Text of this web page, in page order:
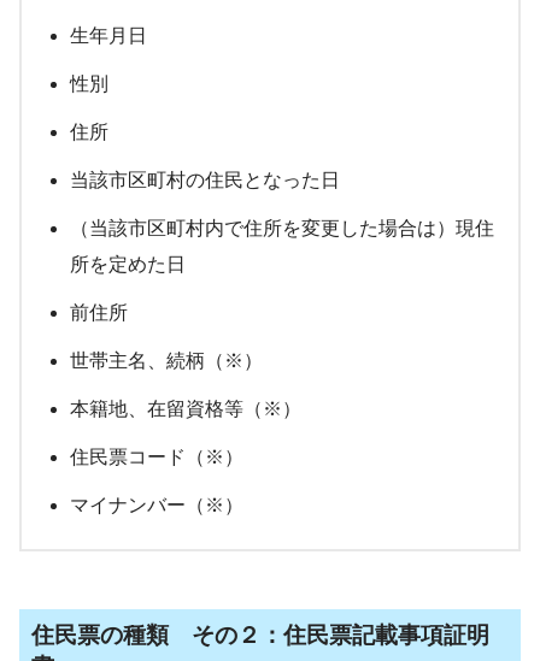
生年月日
性別
住所
当該市区町村の住民となった日
（当該市区町村内で住所を変更した場合は）現住
所を定めた日
前住所
世帯主名、続柄（※）
本籍地、在留資格等（※）
住民票コード（※）
マイナンバー（※）
住民票の種類 その２：住民票記載事項証明